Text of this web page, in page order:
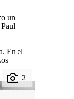
un
En el